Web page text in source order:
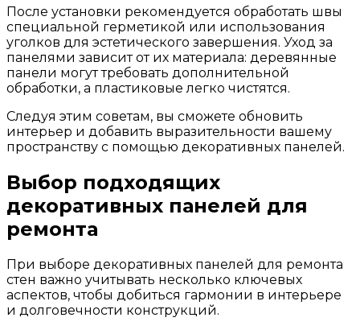
После установки рекомендуется обработать швы
специальной герметикой или использования
уголков для эстетического завершения. Уход за
панелями зависит от их материала: деревянные
панели могут требовать дополнительной
обработки, а пластиковые легко чистятся.
Следуя этим советам, вы сможете обновить
интерьер и добавить выразительности вашему
пространству с помощью декоративных панелей.
Выбор подходящих
декоративных панелей для
ремонта
При выборе декоративных панелей для ремонта
стен важно учитывать несколько ключевых
аспектов, чтобы добиться гармонии в интерьере
и долговечности конструкций.